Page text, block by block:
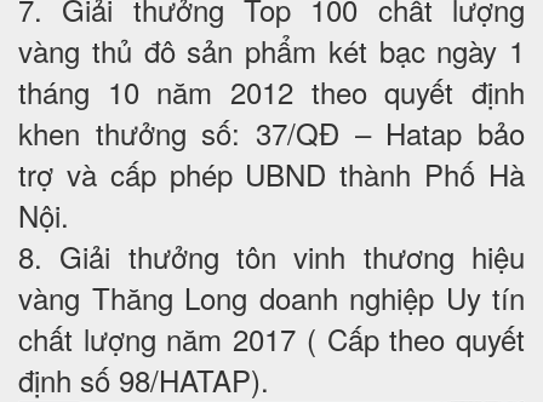
7. Giải thưởng Top 100 chất lượng
vàng thủ đô sản phẩm két bạc ngày 1
tháng 10 năm 2012 theo quyết định
khen thưởng số: 37/QĐ – Hatap bảo
trợ và cấp phép UBND thành Phố Hà
Nội.
8. Giải thưởng tôn vinh thương hiệu
vàng Thăng Long doanh nghiệp Uy tín
chất lượng năm 2017 ( Cấp theo quyết
định số 98/HATAP).